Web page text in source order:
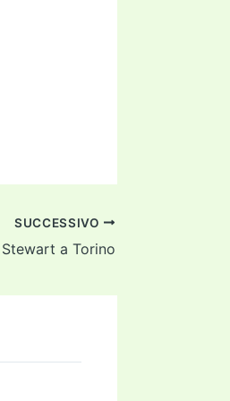
SUCCESSIVO
Stewart a Torino